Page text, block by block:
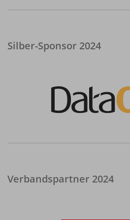
Silber-Sponsor 2024
Verbandspartner 2024